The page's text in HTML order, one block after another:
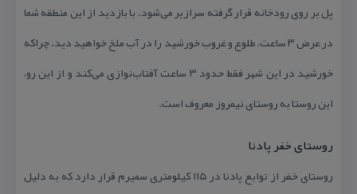
پل بر روی رودخانه قرار گرفته سرازیر می‌شود. با بازدید از این منطقه شما
در عرض ۳ ساعت، طلوع و غروب خورشید را در آب ملخ خواهید دید. چراكه
خورشید در این شهر فقط حدود ۳ ساعت آفتاب‌نوازی می‌كند و از این رو،
این روستا به روستای نیمروز معروف است.
روستای خفر پادنا
روستای خفر از توابع پادنا در ۱۱۵ كیلومتری سمیرم قرار دارد كه به دلیل